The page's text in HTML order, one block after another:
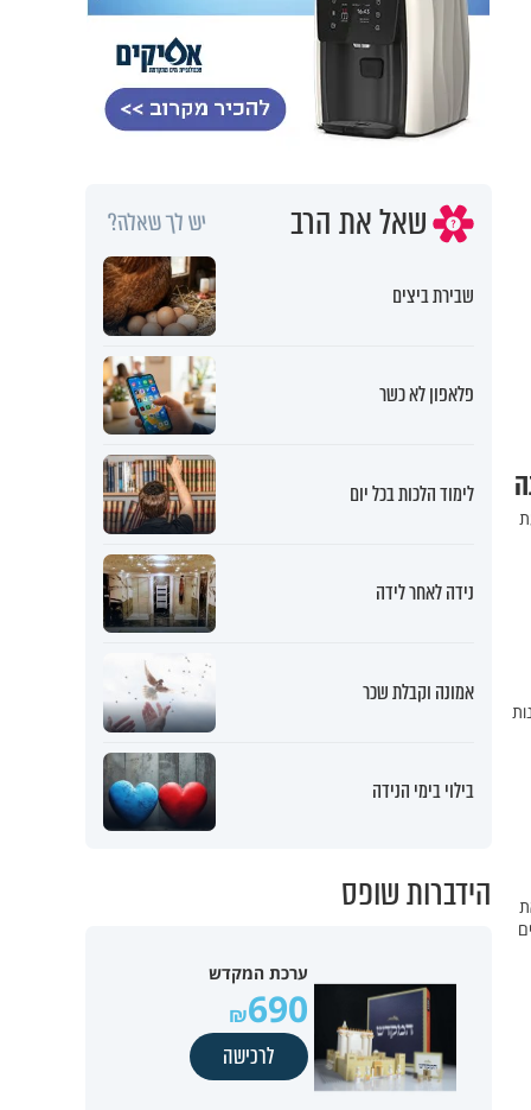
שאל את הרב יש לך שאלה?
שבירת ביצים
פלאפון לא כשר
לימוד הלכות בכל יום
נידה לאחר לידה
אמונה וקבלת שכר
בילוי בימי הנידה
הידברות שופס
ערכת המקדש
690
לרכישה